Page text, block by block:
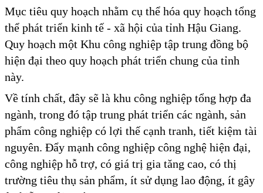
Mục tiêu quy hoạch nhằm cụ thể hóa quy hoạch tổng
thể phát triển kinh tế - xã hội của tỉnh Hậu Giang.
Quy hoạch một Khu công nghiệp tập trung đồng bộ
hiện đại theo quy hoạch phát triển chung của tỉnh
này.
Về tính chất, đây sẽ là khu công nghiệp tổng hợp đa
ngành, trong đó tập trung phát triển các ngành, sản
phẩm công nghiệp có lợi thế cạnh tranh, tiết kiệm tài
nguyên. Đẩy mạnh công nghiệp công nghệ hiện đại,
công nghiệp hỗ trợ, có giá trị gia tăng cao, có thị
trường tiêu thụ sản phẩm, ít sử dụng lao động, ít gây